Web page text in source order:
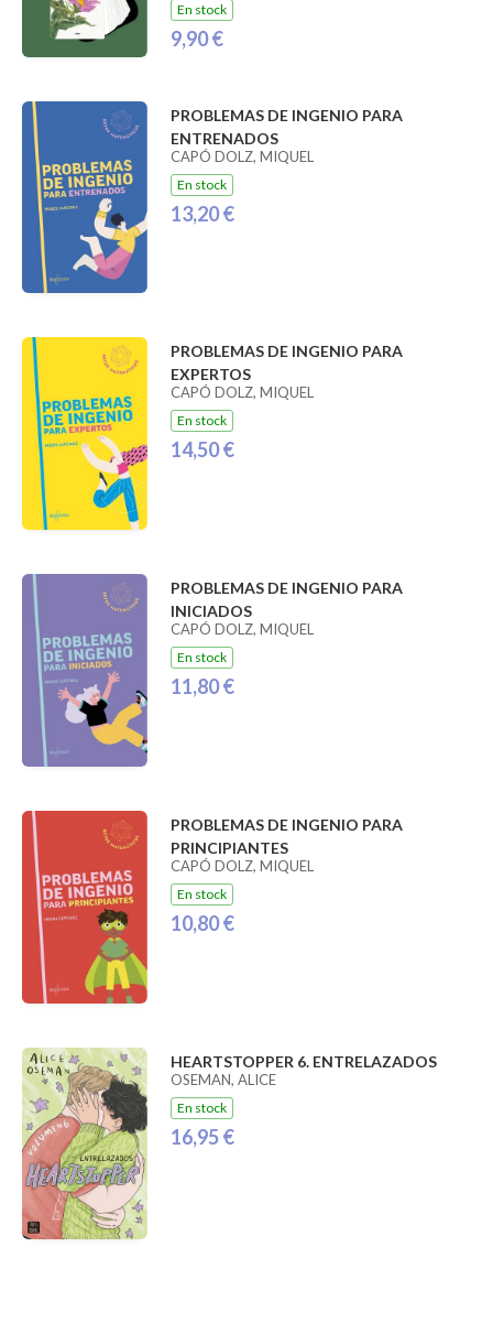
En stock
9,90 €
PROBLEMAS DE INGENIO PARA
ENTRENADOS
CAPÓ DOLZ, MIQUEL
En stock
13,20 €
PROBLEMAS DE INGENIO PARA
EXPERTOS
CAPÓ DOLZ, MIQUEL
En stock
14,50 €
PROBLEMAS DE INGENIO PARA
INICIADOS
CAPÓ DOLZ, MIQUEL
En stock
11,80 €
PROBLEMAS DE INGENIO PARA
PRINCIPIANTES
CAPÓ DOLZ, MIQUEL
En stock
10,80 €
HEARTSTOPPER 6. ENTRELAZADOS
OSEMAN, ALICE
En stock
16,95 €